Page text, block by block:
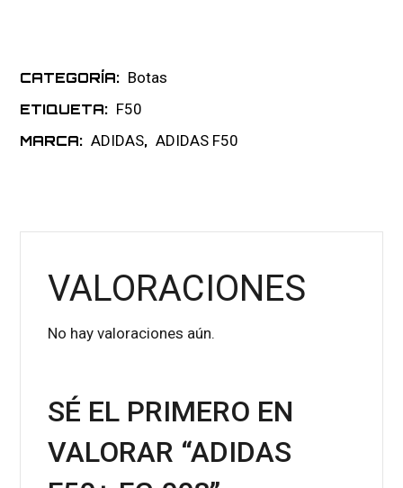
CATEGORÍA: Botas
ETIQUETA: F50
MARCA: ADIDAS, ADIDAS F50
VALORACIONES
No hay valoraciones aún.
SÉ EL PRIMERO EN
VALORAR “ADIDAS